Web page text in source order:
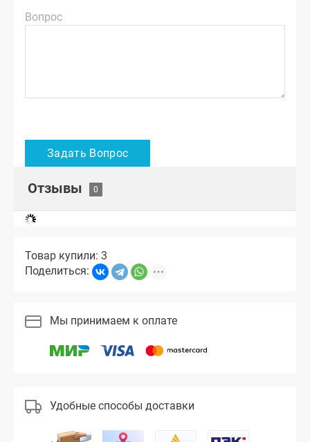
Вопрос
Отзывы
Товар купили: 3
Поделиться:
Мы принимаем к оплате
Удобные способы доставки